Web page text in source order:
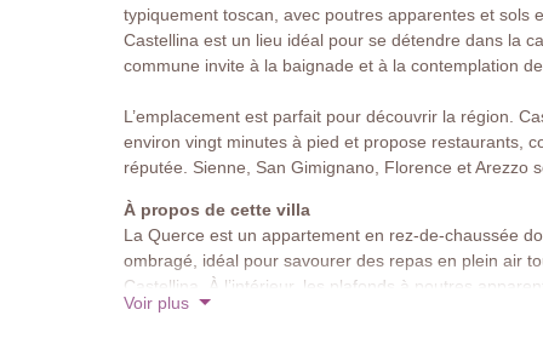
typiquement toscan, avec poutres apparentes et sols
Castellina est un lieu idéal pour se détendre dans la
commune invite à la baignade et à la contemplation
L’emplacement est parfait pour découvrir la région.
environ vingt minutes à pied et propose restaurants,
réputée. Sienne, San Gimignano, Florence et Arezzo
À propos de cette villa
La Querce est un appartement en rez-de-chaussée
ombragé, idéal pour savourer des repas en plein air
Castellina. À l’intérieur, les plafonds à poutres
tandis que le mobilier confortable crée une
Voir plus